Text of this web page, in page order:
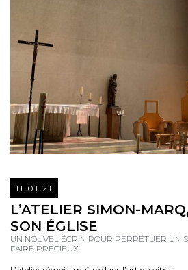
11.01.21
L’ATELIER SIMON-
SON ÉGLISE
UN NOUVEL ÉCRIN POUR PERPÉTUER UN
FAIRE PRÉCIEUX.